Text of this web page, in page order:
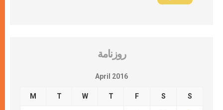
روزنامة
April 2016
M T W T F S S